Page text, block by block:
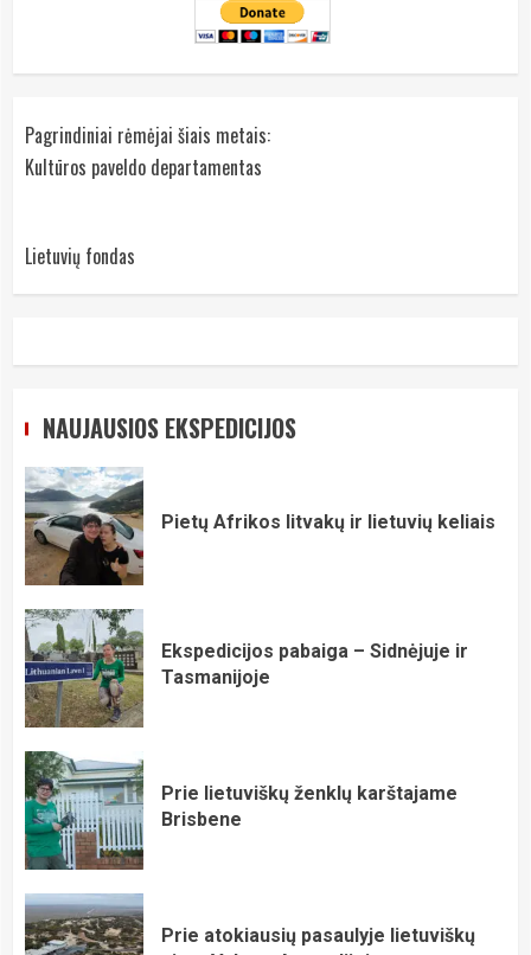
Pagrindiniai rėmėjai šiais metais:
Kultūros paveldo departamentas
Lietuvių fondas
NAUJAUSIOS EKSPEDICIJOS
Pietų Afrikos litvakų ir lietuvių keliais
Ekspedicijos pabaiga – Sidnėjuje ir
Tasmanijoje
Prie lietuviškų ženklų karštajame
Brisbene
Prie atokiausių pasaulyje lietuviškų